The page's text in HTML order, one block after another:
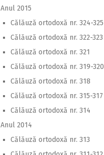
Anul 2015
Călăuză ortodoxă nr. 324-325
Călăuză ortodoxă nr. 322-323
Călăuză ortodoxă nr. 321
Călăuză ortodoxă nr. 319-320
Călăuză ortodoxă nr. 318
Călăuză ortodoxă nr. 315-317
Călăuză ortodoxă nr. 314
Anul 2014
Călăuză ortodoxă nr. 313